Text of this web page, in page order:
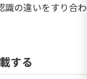
識の違いをすり合わ
する